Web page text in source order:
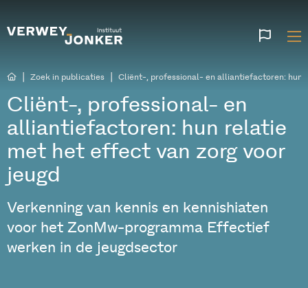
Zoek in publicaties Cliënt-, professional- en alliantiefactoren: hun
Cliënt-, professional- en
alliantiefactoren: hun relatie
met het effect van zorg voor
jeugd
Verkenning van kennis en kennishiaten
voor het ZonMw-programma Effectief
werken in de jeugdsector